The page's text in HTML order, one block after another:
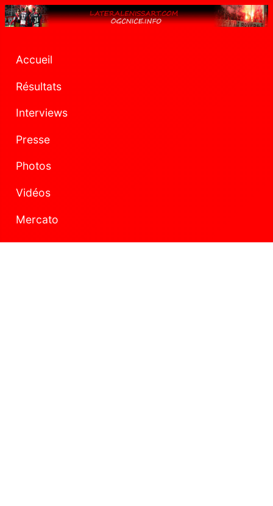
Accueil
Résultats
Interviews
Presse
Photos
Vidéos
Mercato